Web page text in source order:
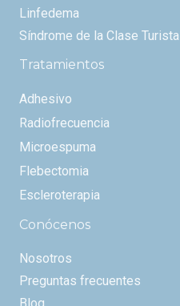
Linfedema
Síndrome de la Clase Turista
Tratamientos
Adhesivo
Radiofrecuencia
Microespuma
Flebectomia
Escleroterapia
Conócenos
Nosotros
Preguntas frecuentes